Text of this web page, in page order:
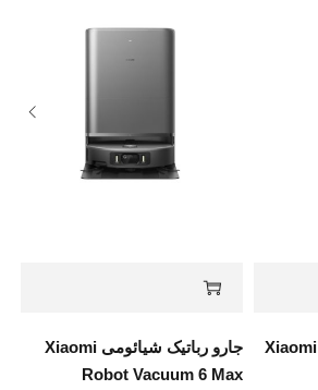
اسکوتر برقی شیائومی Xiaomi
جارو رباتیک شیائومی Xiaomi
Robot Vacuum 6 Max